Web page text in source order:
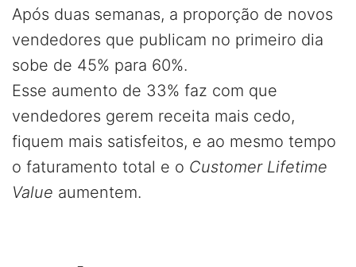
Após duas semanas, a proporção de novos
vendedores que publicam no primeiro dia
sobe de 45% para 60%.
Esse aumento de 33% faz com que
vendedores gerem receita mais cedo,
fiquem mais satisfeitos, e ao mesmo tempo
o faturamento total e o Customer Lifetime
Value aumentem.